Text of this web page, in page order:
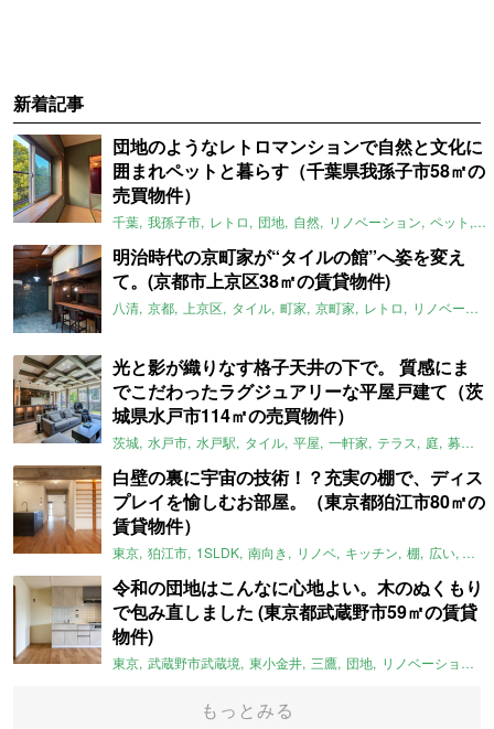
新着記事
団地のようなレトロマンションで自然と文化に
囲まれペットと暮らす（千葉県我孫子市58㎡の
売買物件）
千葉 我孫子市 レトロ 団地 自然 リノベーション ペット
明治時代の京町家が“タイルの館”へ姿を変え
て。(京都市上京区38㎡の賃貸物件)
八清 京都 上京区 タイル 町家 京町家 レトロ リノベーション
光と影が織りなす格子天井の下で。 質感にま
でこだわったラグジュアリーな平屋戸建て（茨
城県水戸市114㎡の売買物件）
茨城 水戸市 水戸駅 タイル 平屋 一軒家 テラス 庭 募集中
白壁の裏に宇宙の技術！？充実の棚で、ディス
プレイを愉しむお部屋。（東京都狛江市80㎡の
賃貸物件）
東京 狛江市 1SLDK 南向き リノベ キッチン 棚 広い ガイ
令和の団地はこんなに心地よい。木のぬくもり
で包み直しました (東京都武蔵野市59㎡の賃貸
物件)
東京 武蔵野市武蔵境 東小金井 三鷹 団地 リノベーション
もっとみる